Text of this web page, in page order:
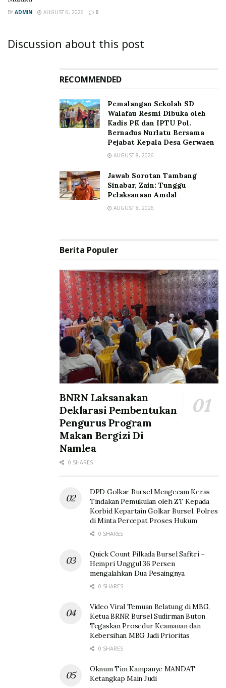
BY ADMIN AUGUST 6, 2026 0
Discussion about this post
RECOMMENDED
Pemalangan Sekolah SD
Walafau Resmi Dibuka oleh
Kadis PK dan IPTU Pol.
Bernadus Nurlatu Bersama
Pejabat Kepala Desa Gerwaen
AUGUST 8, 2026
Jawab Sorotan Tambang
Sinabar, Zain: Tunggu
Pelaksanaan Amdal
AUGUST 8, 2026
Berita Populer
BNRN Laksanakan
Deklarasi Pembentukan
Pengurus Program
Makan Bergizi Di
Namlea
0 SHARES
DPD Golkar Bursel Mengecam Keras
Tindakan Pemukulan oleh ZT Kepada
Korbid Kepartain Golkar Bursel, Polres
di Minta Percepat Proses Hukum
0 SHARES
Quick Count Pilkada Bursel Safitri –
Hempri Unggul 36 Persen
mengalahkan Dua Pesaingnya
0 SHARES
Video Viral Temuan Belatung di MBG,
Ketua BRNR Bursel Sudirman Buton
Tegaskan Prosedur Keamanan dan
Kebersihan MBG Jadi Prioritas
0 SHARES
Oknum Tim Kampanye MANDAT
Ketangkap Main Judi